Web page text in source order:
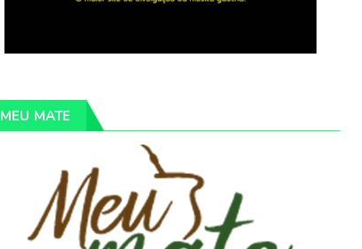
MEU MATE